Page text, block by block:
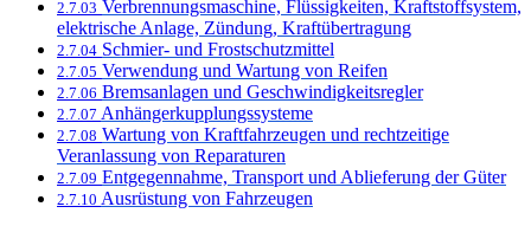
2.7.03 Verbrennungsmaschine, Flüssigkeiten, Kraftstoffsystem,
elektrische Anlage, Zündung, Kraftübertragung
2.7.04 Schmier- und Frostschutzmittel
2.7.05 Verwendung und Wartung von Reifen
2.7.06 Bremsanlagen und Geschwindigkeitsregler
2.7.07 Anhängerkupplungssysteme
2.7.08 Wartung von Kraftfahrzeugen und rechtzeitige
Veranlassung von Reparaturen
2.7.09 Entgegennahme, Transport und Ablieferung der Güter
2.7.10 Ausrüstung von Fahrzeugen